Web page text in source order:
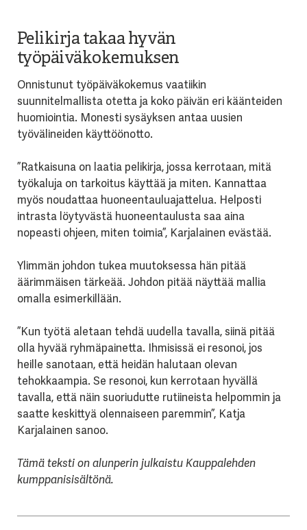
Pelikirja takaa hyvän
työpäiväkokemuksen
Onnistunut työpäiväkokemus vaatiikin
suunnitelmallista otetta ja koko päivän eri käänteiden
huomiointia. Monesti sysäyksen antaa uusien
työvälineiden käyttöönotto.
”Ratkaisuna on laatia pelikirja, jossa kerrotaan, mitä
työkaluja on tarkoitus käyttää ja miten. Kannattaa
myös noudattaa huoneentauluajattelua. Helposti
intrasta löytyvästä huoneentaulusta saa aina
nopeasti ohjeen, miten toimia”, Karjalainen evästää.
Ylimmän johdon tukea muutoksessa hän pitää
äärimmäisen tärkeää. Johdon pitää näyttää mallia
omalla esimerkillään.
”Kun työtä aletaan tehdä uudella tavalla, siinä pitää
olla hyvää ryhmäpainetta. Ihmisissä ei resonoi, jos
heille sanotaan, että heidän halutaan olevan
tehokkaampia. Se resonoi, kun kerrotaan hyvällä
tavalla, että näin suoriudutte rutiineista helpommin ja
saatte keskittyä olennaiseen paremmin”, Katja
Karjalainen sanoo.
Tämä teksti on alunperin julkaistu Kauppalehden
kumppanisisältönä.